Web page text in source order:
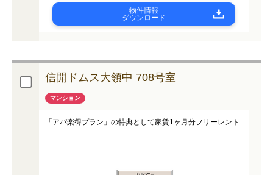
物件情報
ダウンロード
信開ドムス大領中 708号室
マンション
「アパ楽得プラン」の特典として家賃1ヶ月分フリーレント